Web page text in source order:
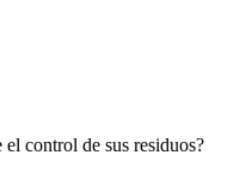
control de sus residuos?